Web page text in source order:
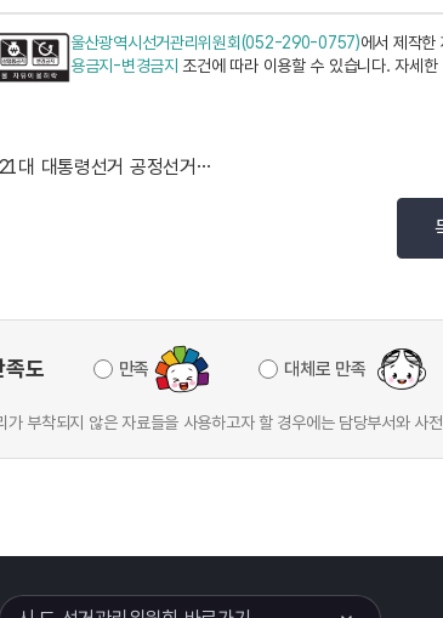
울산광역시선거관리위원회(052-290-0757)에서 제작한
용금지-변경금지 조건에 따라 이용할 수 있습니다. 자세한
제21대 대통령선거 공정선거지원단 추가채용 최종 합격자...
족도 만족 대체로 만족
가 부착되지 않은 자료들을 사용하고자 할 경우에는 담당부서와 사